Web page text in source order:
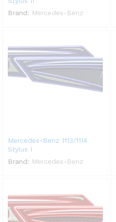
Brand: Mercedes-Benz
Mercedes-Benz 1113/1114
Stylus I
Brand: Mercedes-Benz